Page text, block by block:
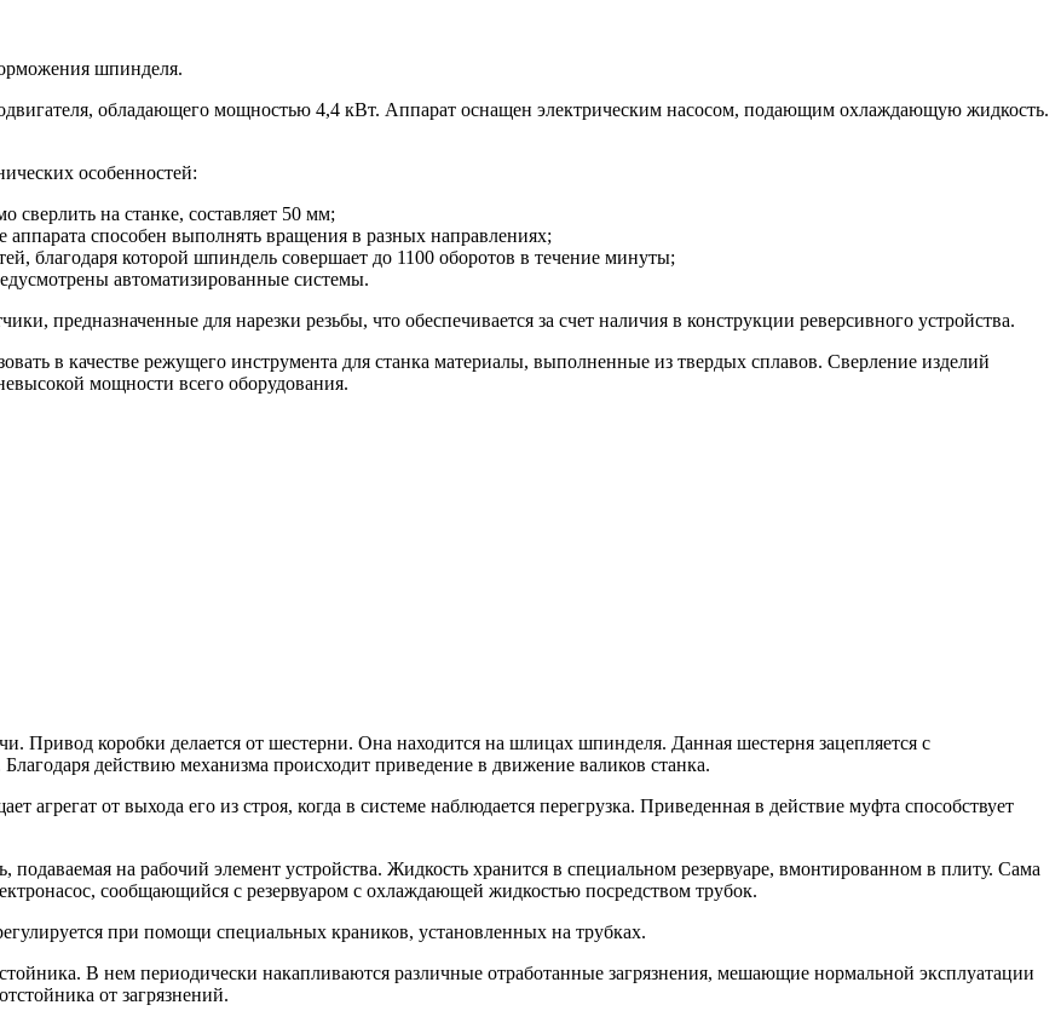
шпинделя.
обладающего мощностью 4,4 кВт. Аппарат оснащен электрическим насосом, подающим охлаждающую жидкость.
особенностей:
на станке, составляет 50 мм;
аппарата способен выполнять вращения в разных направлениях;
благодаря которой шпиндель совершает до 1100 оборотов в течение минуты;
автоматизированные системы.
предназначенные для нарезки резьбы, что обеспечивается за счет наличия в конструкции реверсивного устройства.
в качестве режущего инструмента для станка материалы, выполненные из твердых сплавов. Сверление изделий
мощности всего оборудования.
Привод коробки делается от шестерни. Она находится на шлицах шпинделя. Данная шестерня зацепляется с
действию механизма происходит приведение в движение валиков станка.
от выхода его из строя, когда в системе наблюдается перегрузка. Приведенная в действие муфта способствует
на рабочий элемент устройства. Жидкость хранится в специальном резервуаре, вмонтированном в плиту. Сама
сообщающийся с резервуаром с охлаждающей жидкостью посредством трубок.
при помощи специальных краников, установленных на трубках.
В нем периодически накапливаются различные отработанные загрязнения, мешающие нормальной эксплуатации
от загрязнений.